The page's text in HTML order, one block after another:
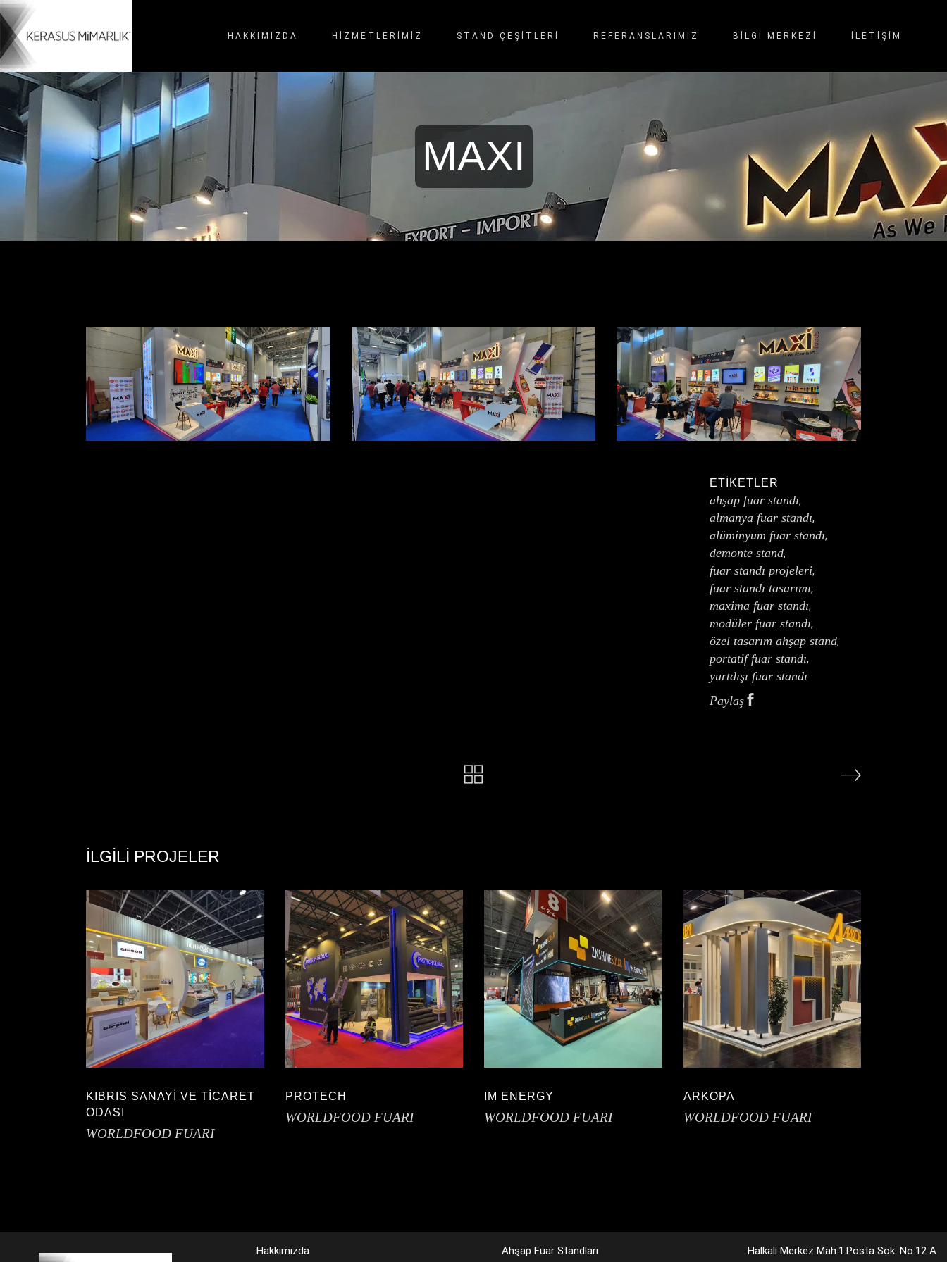
HAKKIMIZDA HİZMETLERİMİZ STAND ÇEŞITLERI REFERANSLARIMIZ BİLGİ MERKEZİ İLETIŞIM
MAXI
ETIKETLER
ahşap fuar standı,
almanya fuar standı,
alüminyum fuar standı,
demonte stand,
fuar standı projeleri,
fuar standı tasarımı,
maxima fuar standı,
modüler fuar standı,
özel tasarım ahşap stand,
portatif fuar standı,
yurtdışı fuar standı
Paylaş
İLGILI PROJELER
KIBRIS SANAYİ VE TİCARET
ODASI
WORLDFOOD FUARI
PROTECH
WORLDFOOD FUARI
IM ENERGY
WORLDFOOD FUARI
ARKOPA
WORLDFOOD FUARI
Hakkımızda Ahşap Fuar Standları
Halkalı Merkez Mah:1.Posta Sok. No:12 A